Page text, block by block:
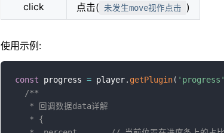
click 点击( 未发生move视作点击 )
使用示例:
const progress = player. getPlugin( 'progress'
/**